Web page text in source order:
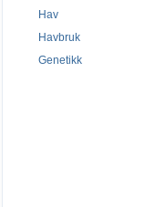
Hav
Havbruk
Genetikk